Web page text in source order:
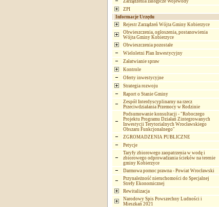
Zarządzenia zastępcze Wojewody
ZPI
Informacje Urzędu
Rejestr Zarządzeń Wójta Gminy Kobierzyce
Obwieszczenia, ogłoszenia, postanowienia
Wójta Gminy Kobierzyce
Obwieszczenia pozostałe
Wieloletni Plan Inwestycyjny
Załatwianie spraw
Kontrole
Oferty inwestycyjne
Strategia rozwoju
Raport o Stanie Gminy
Zespół Interdyscyplinarny na rzecz
Przeciwdziałania Przemocy w Rodzinie
Podsumowanie konsultacji - "Roboczego
Projektu Programu Działań Zintegrowanych
Inwestycji Terytorialnych Wrocławskiego
Obszaru Funkcjonalnego"
ZGROMADZENIA PUBLICZNE
Petycje
Taryfy zbiorowego zaopatrzenia w wodę i
zbiorowego odprowadzania ścieków na terenie
gminy Kobierzyce
Darmowa pomoc prawna - Powiat Wrocławski
Przynależność nieruchomości do Specjalnej
Strefy Ekonomicznej
Rewitalizacja
Narodowy Spis Powszechny Ludności i
Mieszkań 2021